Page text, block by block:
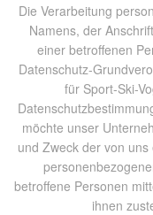
Die Verarbeitung
Namens, der
einer betroffenen
Datenschutz-
für Sport-Ski-
möchte unser
und Zweck der von
betroffene Personen
ihnen